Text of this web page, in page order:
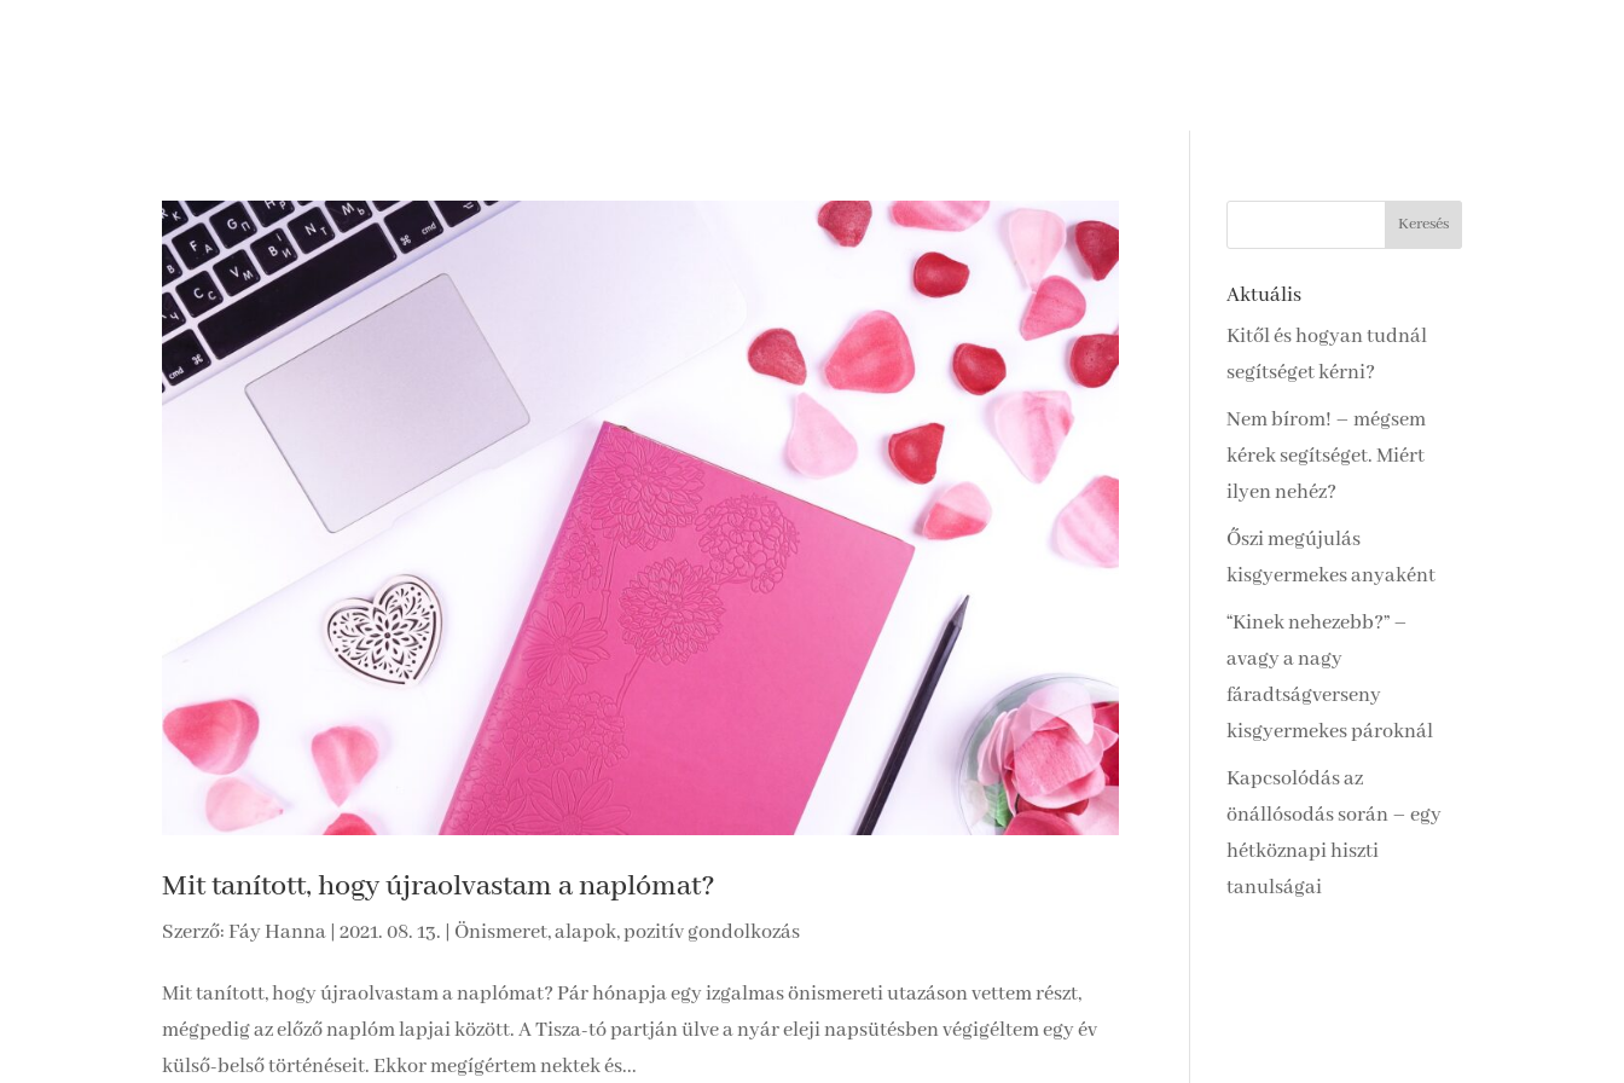
Mit tanított, hogy újraolvastam a naplómat?
Szerző:Fáy Hanna |2021. 08. 13. Önismeret, alapok, pozitív gondolkozás
Mit tanított, hogy újraolvastam a naplómat? Pár hónapja egy izgalmas önismereti utazáson vettem részt,
mégpedig az előző naplóm lapjai között. A Tisza-tó partján ülve a nyár eleji napsütésben végigéltem egy év
külső-belső történéseit. Ekkor megígértem nektek és...
Aktuális
Kitől és hogyan tudnál
segítséget kérni?
Nem bírom! – mégsem
kérek segítséget. Miért
ilyen nehéz?
Őszi megújulás
kisgyermekes anyaként
“Kinek nehezebb?” –
avagy a nagy
fáradtságverseny
kisgyermekes pároknál
Kapcsolódás az
önállósodás során – egy
hétköznapi hiszti
tanulságai